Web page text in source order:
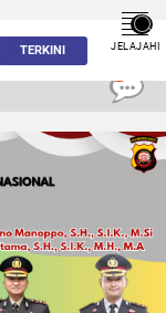
TERKINI JELAJAHI